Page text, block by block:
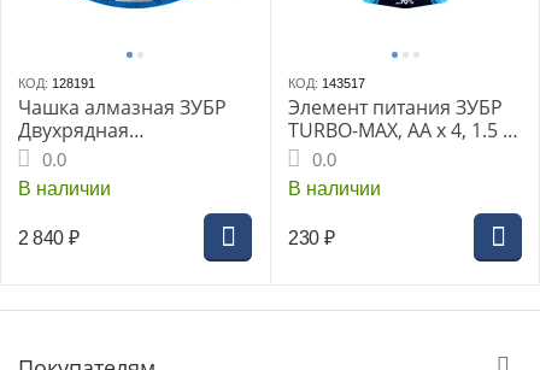
КОД: 128191
Чашка алмазная ЗУБР
Двухрядная
«ПРОФЕССИОНАЛ»,
180х22,2мм, (33372-
180_z01)
0.0
В наличии
2 840 ₽
КОД: 143517
Элемент питания ЗУБР
TURBO-MAX, АА х 4, 1.5 В,
алкалиновая (59206-4C)
0.0
В наличии
230 ₽